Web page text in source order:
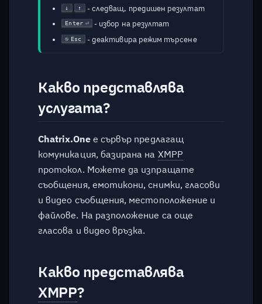
Кой използва XMPP?
Как изглежда XMPP
Какво представлява
профил?
Има ли публикуван шаблон
на имейл за регистрация?
Има ли публикуван шаблон
на XMPP съобщение за
Защо не получавам писмо с
линк за регистрация?
↓ ↑ - следващ, предишен резултат
Enter - избор на резултат
Esc - деактивира режим търсене
Какво представлява
услугата?
Chatrix.Oneе сървър предлагащ
комуникация, базирана на XMPP
протокол. Можете да изпращате
съобщения, емотикони, снимки, гласови
и видео съобщения, местоположение и
файлове. На разположение са още
гласова и видео връзка.
Какво представлява
XMPP?